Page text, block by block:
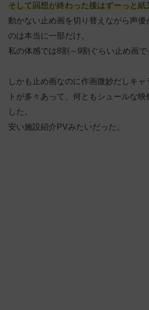
そして回想が終わった後はずーっと紙
動かない止め画を切り替えながら声優
のは本当に一部だけ。
私の体感では8割～9割ぐらい止め画で
しかも止め画なのに作画微妙だしキャ
トが多々あって、何ともシュールな映
した。
安い施設紹介PVみたいだった。